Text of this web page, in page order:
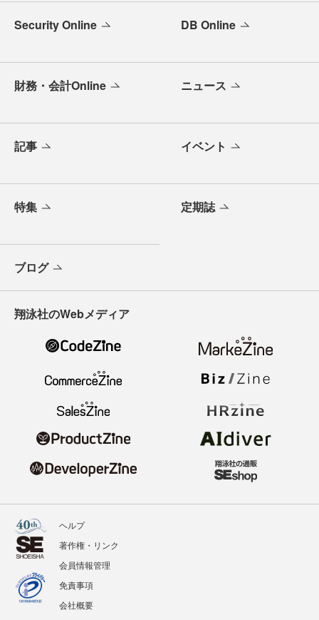
Security Online DB Online
財務・会計Online ニュース
記事 イベント
特集 定期誌
ブログ
翔泳社のWebメディア
ヘルプ
著作権・リンク
会員情報管理
免責事項
会社概要